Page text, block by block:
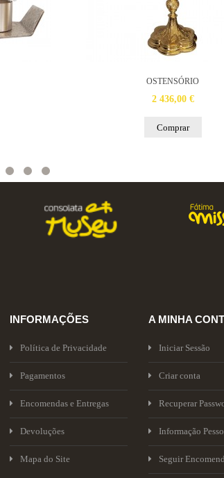
OSTENSÓRIO
2 436,00 €
Comprar
INFORMAÇÕES
Política de Privacidade
Pagamentos
Encomendas e Entregas
Devoluções
Mapa do Site
A MINHA
Iniciar Sessão
Criar conta
Recuperar
Informação
Seguir